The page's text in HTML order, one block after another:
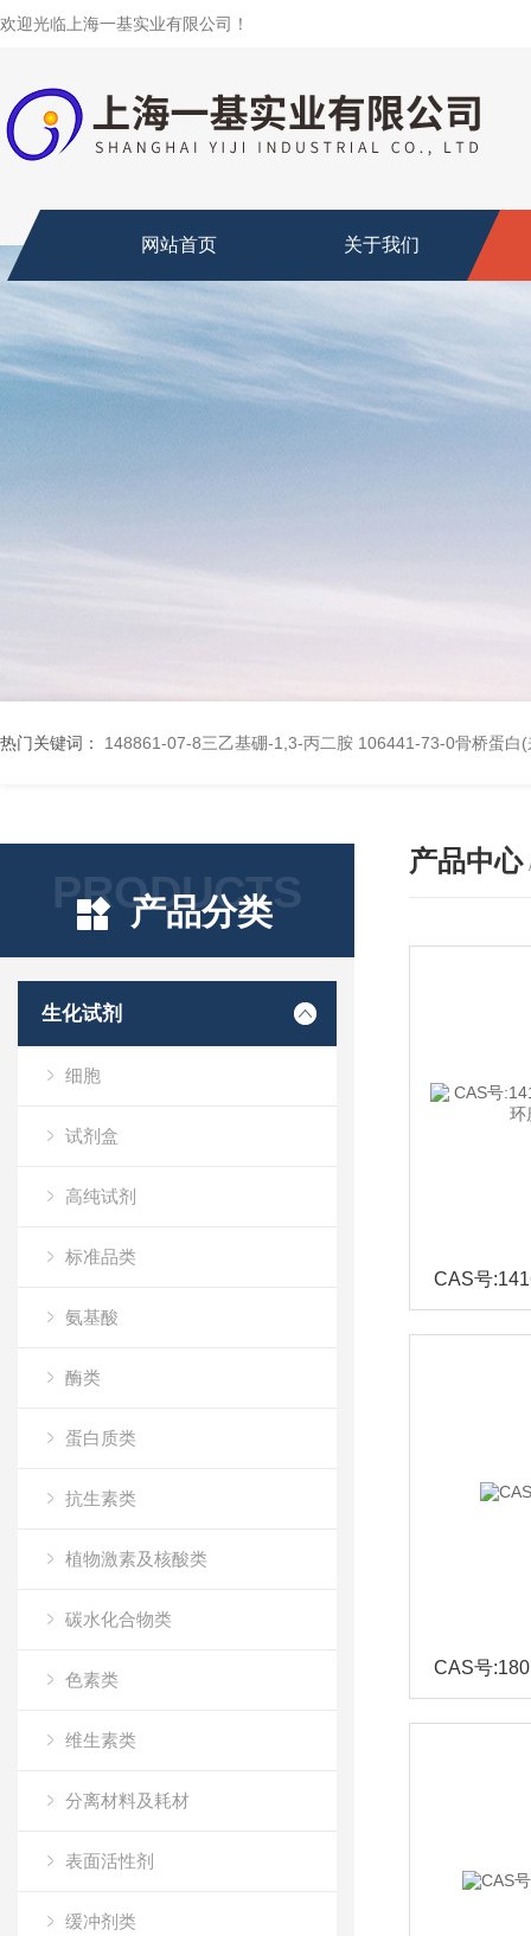
欢迎光临上海一基实业有限公司！
网站首页 关于我们
热门关键词： 148861-07-8三乙基硼-1,3-丙二胺 106441-73-0骨桥蛋白
PRODUCTS
产品分类
生化试剂
细胞
试剂盒
高纯试剂
标准品类
氨基酸
酶类
蛋白质类
抗生素类
植物激素及核酸类
碳水化合物类
色素类
维生素类
分离材料及耗材
表面活性剂
缓冲剂类
产品中心
CAS号